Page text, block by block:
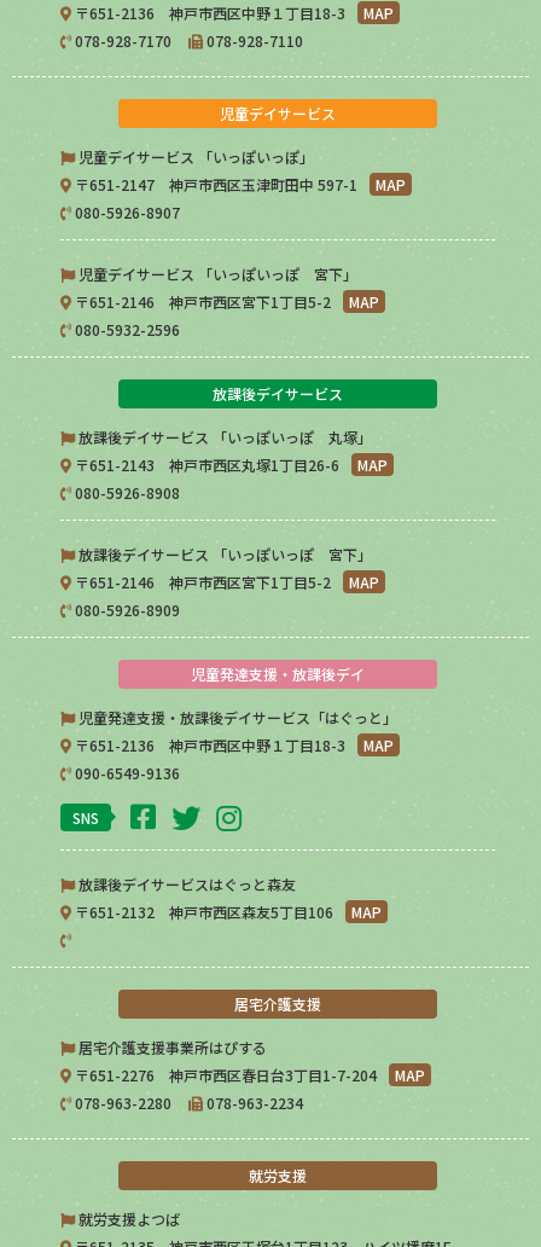
〒651-2136 神戸市西区中野１丁目18-3
MAP
078-928-7170
078-928-7110
児童デイサービス
児童デイサービス 「いっぽいっぽ」
〒651-2147 神戸市西区玉津町田中 597-1
MAP
080-5926-8907
児童デイサービス 「いっぽいっぽ 宮下」
〒651-2146 神戸市西区宮下1丁目5-2
MAP
080-5932-2596
放課後デイサービス
放課後デイサービス 「いっぽいっぽ 丸塚」
〒651-2143 神戸市西区丸塚1丁目26-6
MAP
080-5926-8908
放課後デイサービス 「いっぽいっぽ 宮下」
〒651-2146 神戸市西区宮下1丁目5-2
MAP
080-5926-8909
児童発達支援・放課後デイ
児童発達支援・放課後デイサービス「はぐっと」
〒651-2136 神戸市西区中野１丁目18-3
MAP
090-6549-9136
SNS
放課後デイサービスはぐっと森友
〒651-2132 神戸市西区森友5丁目106
MAP
居宅介護支援
居宅介護支援事業所はぴする
〒651-2276 神戸市西区春日台3丁目1-7-204
MAP
078-963-2280
078-963-2234
就労支援
就労支援よつば